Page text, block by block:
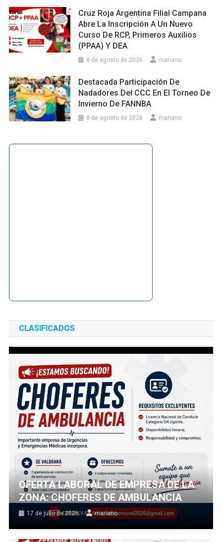
Cruz Roja Argentina Filial Campana
Abre La Inscripción A Un Nuevo
Curso De RCP, Primeros Auxilios
(PPAA) Y DEA
8 de agosto de 2026 mariano
Destacada Participación De
Nadadores Del CCC En El Torneo De
Invierno De FANNBA
8 de agosto de 2026 mariano
CLASIFICADOS
OFERTA LABORAL DE EMPRESA DE LA
ZONA: CHOFERES DE AMBULANCIA
17 de julio de 2026 mariano